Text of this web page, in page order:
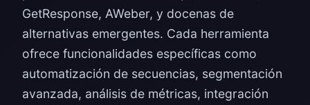
GetResponse, AWeber, y docenas de
alternativas emergentes. Cada herramienta
ofrece funcionalidades específicas como
automatización de secuencias, segmentación
avanzada, análisis de métricas, integración